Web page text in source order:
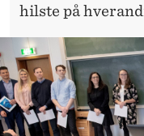
hilste på